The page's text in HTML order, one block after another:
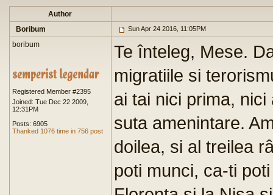
Author
Boribum
Sun Apr 24 2016, 11:05PM
boribum
Registered Member #2395
Joined: Tue Dec 22 2009,
12:31PM
Posts: 6905
Thanked 1076 time in 756 post
Te înteleg, Mese.
migratiile si
ai tai nici prima,
suta amenintare.
doilea, si al treilea
poti munci, ca-ti